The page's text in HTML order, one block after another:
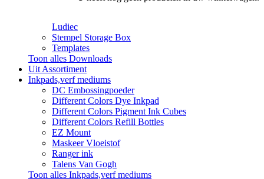
Ludiec
Stempel Storage Box
Templates
Toon alles Downloads
Uit Assortiment
Inkpads,verf mediums
DC Embossingpoeder
Different Colors Dye Inkpad
Different Colors Pigment Ink Cubes
Different Colors Refill Bottles
EZ Mount
Maskeer Vloeistof
Ranger ink
Talens Van Gogh
Toon alles Inkpads,verf mediums